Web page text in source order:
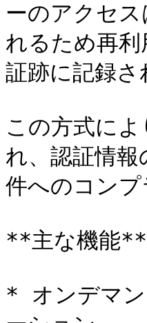
ーのアクセ
れるため再
証跡に記録さ
この方式に
れ、認証情
件へのコン
**主な機能**
* オンデマン